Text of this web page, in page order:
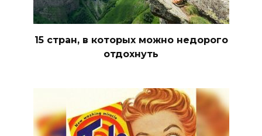
15 стран, в которых можно недорого
отдохнуть